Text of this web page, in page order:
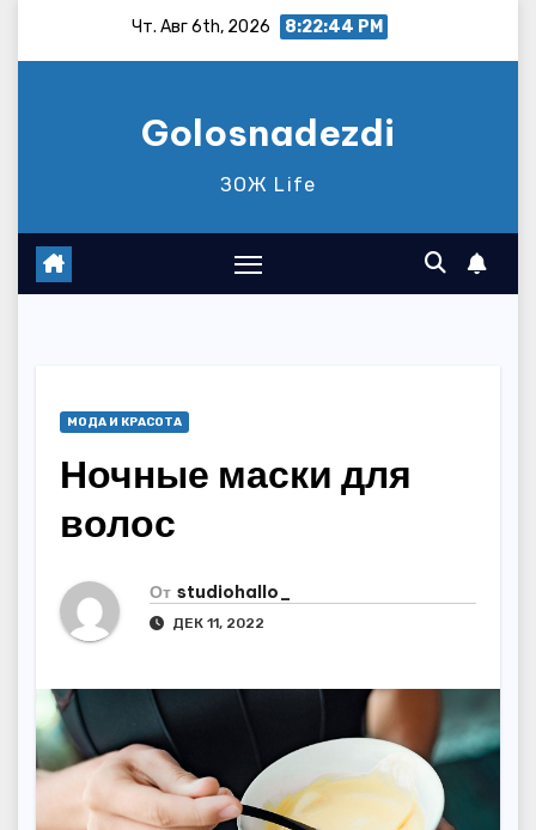
Чт. Авг 6th, 2026 8:22:46 PM
Golosnadezdi
ЗОЖ Life
МОДА И КРАСОТА
Ночные маски для
волос
От studiohallo_
ДЕК 11, 2022